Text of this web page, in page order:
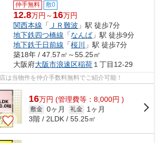
仲手無料 敷0
12.8万円～ 16万円
関西本線 「 ＪＲ難波 」駅 徒歩7分
地下鉄四つ橋線 「なんば」駅 徒歩9分
地下鉄千日前線 「桜川 」駅 徒歩7分
築18年 / 47.57㎡～55.25㎡
大阪府大阪市浪速区稲荷 １丁目12-29
は当物件を仲介手数料無料でご紹介可能！
16万円 (管理費等：8,000円 )
敷金 0ヶ月 礼金
1ヶ月
3階 / 2LDK / 55.25㎡